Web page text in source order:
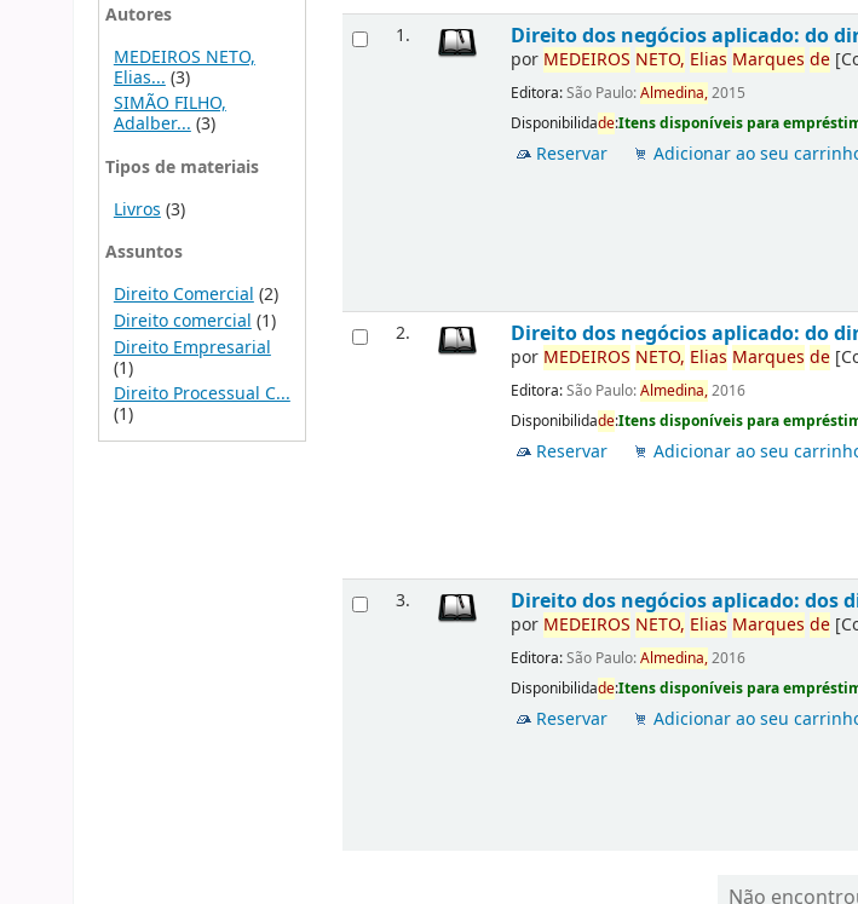
Autores
MEDEIROS NETO,
Elias... (3)
SIMÃO FILHO,
Adalber...(3)
Tipos de materiais
Livros (3)
Assuntos
Direito Comercial (2)
Direito comercial (1)
Direito Empresarial
(1)
Direito Processual C...
(1)
1. Direito dos negócios aplicado: do
por MEDEIROS NETO, Elias Marques de
Editora:São Paulo:Almedina,2015
Disponibilidade:Itens disponíveis para
Reservar Adicionar ao seu
2. Direito dos negócios aplicado: do
por MEDEIROS NETO, Elias Marques de
Editora:São Paulo:Almedina,2016
Disponibilidade:Itens disponíveis para
Reservar Adicionar ao seu
3. Direito dos negócios aplicado: dos
por MEDEIROS NETO, Elias Marques de
Editora:São Paulo:Almedina,2016
Disponibilidade:Itens disponíveis para
Reservar Adicionar ao seu